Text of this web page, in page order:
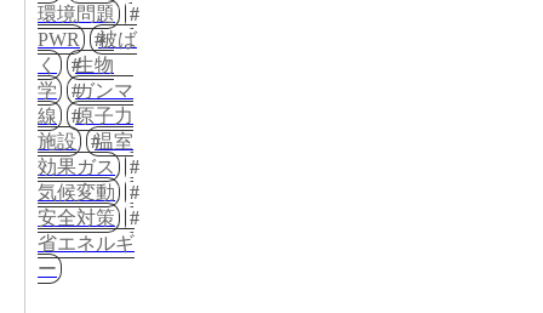
環境問題
PWR
被ば
く
生物
学
ガンマ
線
原子力
施設
温室
効果ガス
気候変動
安全対策
省エネルギ
ー